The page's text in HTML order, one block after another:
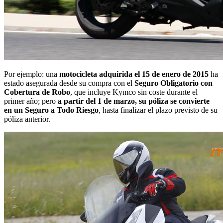
Por ejemplo: una motocicleta adquirida el 15 de enero de 2015 ha
estado asegurada desde su compra con el Seguro Obligatorio con
Cobertura de Robo, que incluye Kymco sin coste durante el
primer año; pero a partir del 1 de marzo, su póliza se convierte
en un Seguro a Todo Riesgo, hasta finalizar el plazo previsto de su
póliza anterior.